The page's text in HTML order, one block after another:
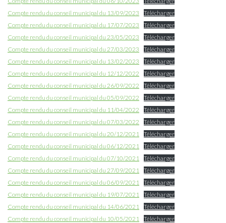
Compte rendu du conseil municipal du 13/09/2023
Télécharger
Compte rendu du conseil municipal du 17/07/2023
Télécharger
Compte rendu du conseil municipal du 23/05/2023
Télécharger
Compte rendu du conseil municipal du 27/03/2023
Télécharger
Compte rendu du conseil municipal du 13/02/2023
Télécharger
Compte rendu du conseil municipal du 12/12/2022
Télécharger
Compte rendu du conseil municipal du 26/09/2022
Télécharger
Compte rendu du conseil municipal du 05/09/2022
Télécharger
Compte rendu du conseil municipal du 11/04/2022
Télécharger
Compte rendu du conseil municipal du 07/03/2022
Télécharger
Compte rendu du conseil municipal du 20/12/2021 Télécharger
Compte rendu du conseil municipal du 06/12/2021 Télécharger
Compte rendu du conseil municipal du 07/10/2021 Télécharger
Compte rendu du conseil municipal du 27/09/2021 Télécharger
Compte rendu du conseil municipal du 06/09/2021 Télécharger
Compte rendu du conseil municipal du 19/07/2021 Télécharger
Compte rendu du conseil municipal du 14/06/2021 Télécharger
Compte rendu du conseil municipal du 10/05/2021 Télécharger